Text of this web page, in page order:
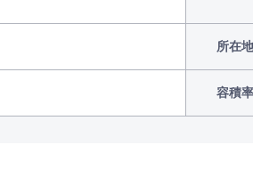
所在地
容積率